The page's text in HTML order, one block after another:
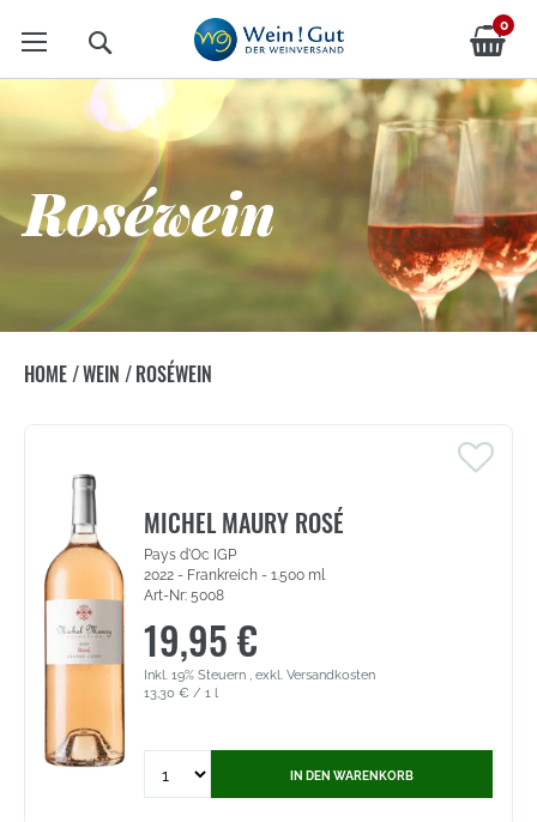
0
Roséwein
HOME/WEIN /ROSÉWEIN
MICHEL MAURY ROSÉ
Pays d'Oc IGP
2022 - Frankreich - 1.500 ml
Art-Nr: 5008
19,95 €
Inkl. 19% Steuern , exkl. Versandkosten
13,30 € / 1 l
for
IN DEN WARENKORB